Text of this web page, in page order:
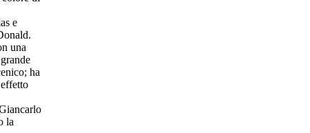
e
una
ha
la